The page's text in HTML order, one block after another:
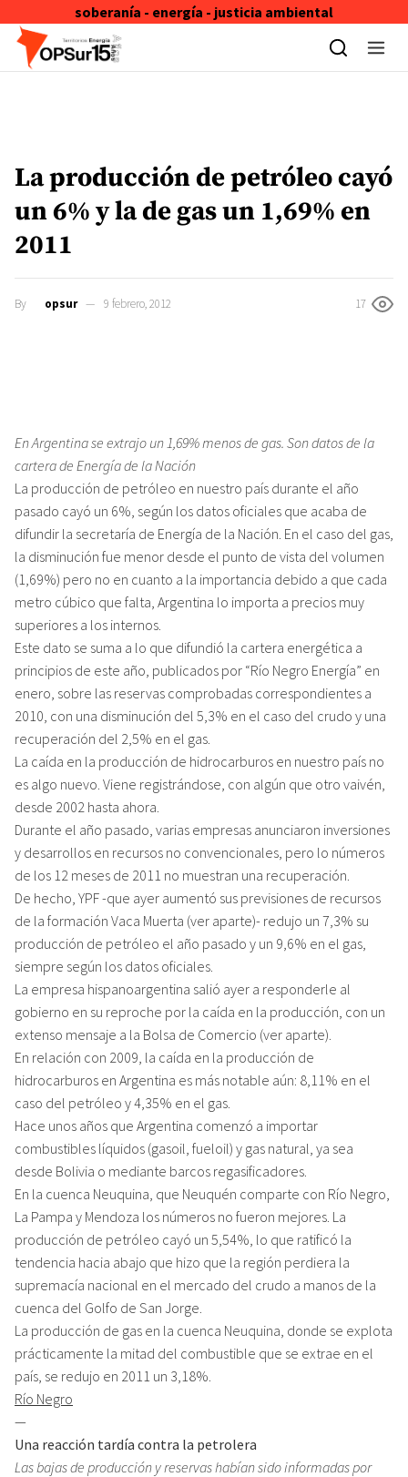
soberanía - energía - justicia ambiental
Skip to content
La producción de petróleo cayó
un 6% y la de gas un 1,69% en
2011
By opsur 9 febrero, 2012 17
En Argentina se extrajo un 1,69% menos de gas. Son datos de la
cartera de Energía de la Nación
La producción de petróleo en nuestro país durante el año
pasado cayó un 6%, según los datos oficiales que acaba de
difundir la secretaría de Energía de la Nación. En el caso del gas,
la disminución fue menor desde el punto de vista del volumen
(1,69%) pero no en cuanto a la importancia debido a que cada
metro cúbico que falta, Argentina lo importa a precios muy
superiores a los internos.
Este dato se suma a lo que difundió la cartera energética a
principios de este año, publicados por “Río Negro Energía” en
enero, sobre las reservas comprobadas correspondientes a
2010, con una disminución del 5,3% en el caso del crudo y una
recuperación del 2,5% en el gas.
La caída en la producción de hidrocarburos en nuestro país no
es algo nuevo. Viene registrándose, con algún que otro vaivén,
desde 2002 hasta ahora.
Durante el año pasado, varias empresas anunciaron inversiones
y desarrollos en recursos no convencionales, pero lo números
de los 12 meses de 2011 no muestran una recuperación.
De hecho, YPF -que ayer aumentó sus previsiones de recursos
de la formación Vaca Muerta (ver aparte)- redujo un 7,3% su
producción de petróleo el año pasado y un 9,6% en el gas,
siempre según los datos oficiales.
La empresa hispanoargentina salió ayer a responderle al
gobierno en su reproche por la caída en la producción, con un
extenso mensaje a la Bolsa de Comercio (ver aparte).
En relación con 2009, la caída en la producción de
hidrocarburos en Argentina es más notable aún: 8,11% en el
caso del petróleo y 4,35% en el gas.
Hace unos años que Argentina comenzó a importar
combustibles líquidos (gasoil, fueloil) y gas natural, ya sea
desde Bolivia o mediante barcos regasificadores.
En la cuenca Neuquina, que Neuquén comparte con Río Negro,
La Pampa y Mendoza los números no fueron mejores. La
producción de petróleo cayó un 5,54%, lo que ratificó la
tendencia hacia abajo que hizo que la región perdiera la
supremacía nacional en el mercado del crudo a manos de la
cuenca del Golfo de San Jorge.
La producción de gas en la cuenca Neuquina, donde se explota
prácticamente la mitad del combustible que se extrae en el
país, se redujo en 2011 un 3,18%.
Río Negro
—
Una reacción tardía contra la petrolera
Las bajas de producción y reservas habían sido informadas por